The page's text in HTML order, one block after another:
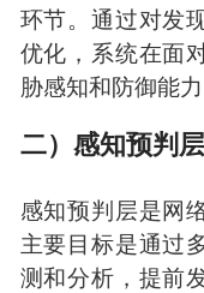
环节。通过对发
优化，系统在面
胁感知和防御能
二）感知预判
感知预判层是网
主要目标是通过
测和分析，提前